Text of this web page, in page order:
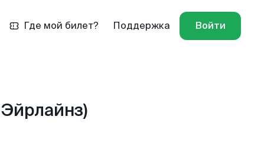
Где мой билет? Поддержка Войти